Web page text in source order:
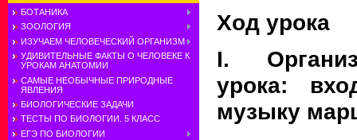
БОТАНИКА
ЗООЛОГИЯ
ИЗУЧАЕМ ЧЕЛОВЕЧЕСКИЙ ОРГАНИЗМ
УДИВИТЕЛЬНЫЕ ФАКТЫ О ЧЕЛОВЕКЕ К
УРОКАМ АНАТОМИИ
САМЫЕ НЕОБЫЧНЫЕ ПРИРОДНЫЕ
ЯВЛЕНИЯ
БИОЛОГИЧЕСКИЕ ЗАДАЧИ
ТЕСТЫ ПО БИОЛОГИИ. 5 КЛАСС
ЕГЭ ПО БИОЛОГИИ
Ход урока
I.
урока:
музыку